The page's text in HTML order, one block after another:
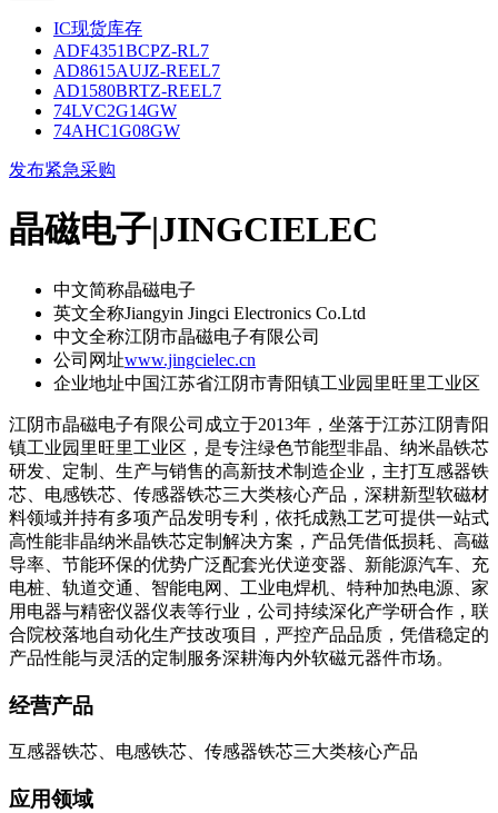
IC现货库存
ADF4351BCPZ-RL7
AD8615AUJZ-REEL7
AD1580BRTZ-REEL7
74LVC2G14GW
74AHC1G08GW
发布紧急采购
晶磁电子|JINGCIELEC
中文简称晶磁电子
英文全称Jiangyin Jingci Electronics Co.Ltd
中文全称江阴市晶磁电子有限公司
公司网址www.jingcielec.cn
企业地址中国江苏省江阴市青阳镇工业园里旺里工业区
江阴市晶磁电子有限公司成立于2013年，坐落于江苏江阴青阳
镇工业园里旺里工业区，是专注绿色节能型非晶、纳米晶铁芯
研发、定制、生产与销售的高新技术制造企业，主打互感器铁
芯、电感铁芯、传感器铁芯三大类核心产品，深耕新型软磁材
料领域并持有多项产品发明专利，依托成熟工艺可提供一站式
高性能非晶纳米晶铁芯定制解决方案，产品凭借低损耗、高磁
导率、节能环保的优势广泛配套光伏逆变器、新能源汽车、充
电桩、轨道交通、智能电网、工业电焊机、特种加热电源、家
用电器与精密仪器仪表等行业，公司持续深化产学研合作，联
合院校落地自动化生产技改项目，严控产品品质，凭借稳定的
产品性能与灵活的定制服务深耕海内外软磁元器件市场。
经营产品
互感器铁芯、电感铁芯、传感器铁芯三大类核心产品
应用领域